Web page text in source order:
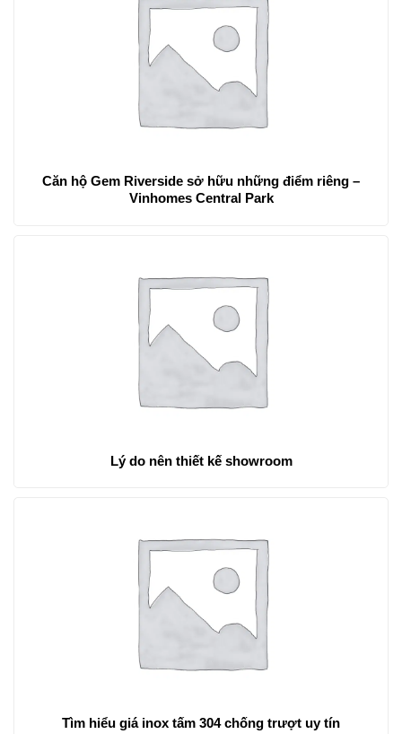
Căn hộ Gem Riverside sở hữu những điểm riêng –
Vinhomes Central Park
Lý do nên thiết kế showroom
Tìm hiểu giá inox tấm 304 chống trượt uy tín